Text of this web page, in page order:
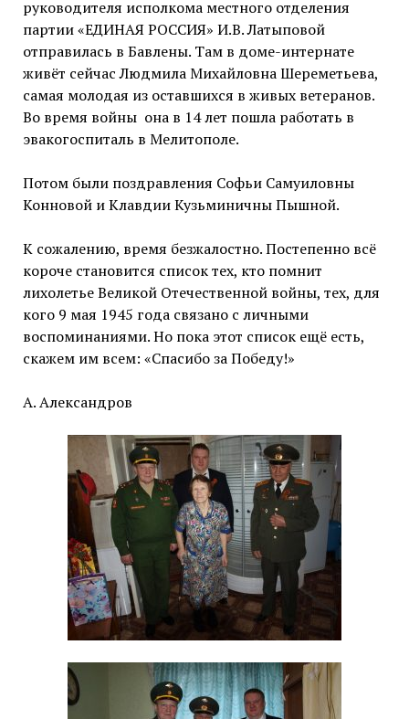
руководителя исполкома местного отделения
партии «ЕДИНАЯ РОССИЯ» И.В. Латыповой
отправилась в Бавлены. Там в доме-интернате
живёт сейчас Людмила Михайловна Шереметьева,
самая молодая из оставшихся в живых ветеранов.
Во время войны она в 14 лет пошла работать в
эвакогоспиталь в Мелитополе.
Потом были поздравления Софьи Самуиловны
Конновой и Клавдии Кузьминичны Пышной.
К сожалению, время безжалостно. Постепенно всё
короче становится список тех, кто помнит
лихолетье Великой Отечественной войны, тех, для
кого 9 мая 1945 года связано с личными
воспоминаниями. Но пока этот список ещё есть,
скажем им всем: «Спасибо за Победу!»
А. Александров